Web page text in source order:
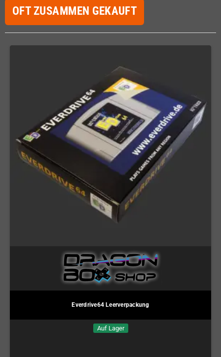
OFT ZUSAMMEN GEKAUFT
Everdrive64 Leerverpackung
Auf Lager